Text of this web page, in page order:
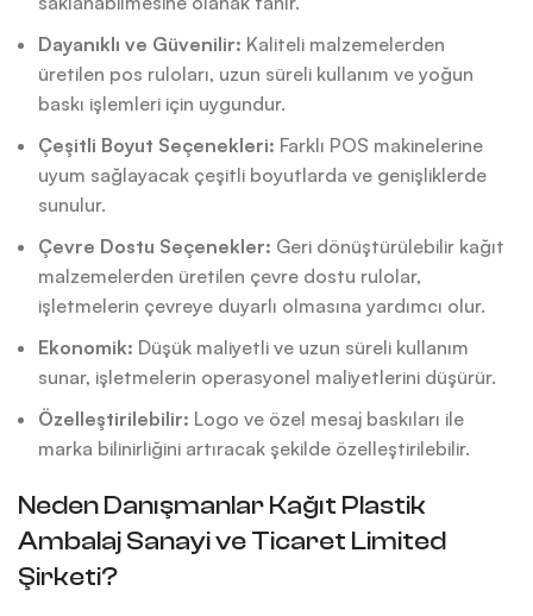
Dayanıklı ve Güvenilir: Kaliteli malzemelerden
üretilen pos ruloları, uzun süreli kullanım ve yoğun
baskı işlemleri için uygundur.
Çeşitli Boyut Seçenekleri: Farklı POS makinelerine
uyum sağlayacak çeşitli boyutlarda ve genişliklerde
sunulur.
Çevre Dostu Seçenekler: Geri dönüştürülebilir kağıt
malzemelerden üretilen çevre dostu rulolar,
işletmelerin çevreye duyarlı olmasına yardımcı olur.
Ekonomik: Düşük maliyetli ve uzun süreli kullanım
sunar, işletmelerin operasyonel maliyetlerini düşürür.
Özelleştirilebilir: Logo ve özel mesaj baskıları ile
marka bilinirliğini artıracak şekilde özelleştirilebilir.
Neden Danışmanlar Kağıt Plastik
Ambalaj Sanayi ve Ticaret Limited
Şirketi?